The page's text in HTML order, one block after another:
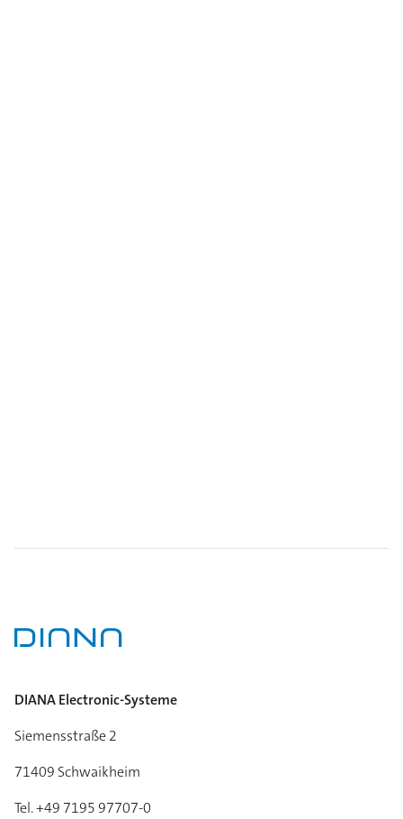
DIANA Electronic-Systeme
Siemensstraße 2
71409 Schwaikheim
Tel. +49 7195 97707-0